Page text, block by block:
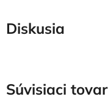
Diskusia
Súvisiaci tovar